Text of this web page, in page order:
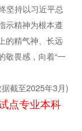
坚持以习近平总
示精神为根本遵
的精气神、长远
敬畏感，向着“一
截至2025年3月)
点专业本科